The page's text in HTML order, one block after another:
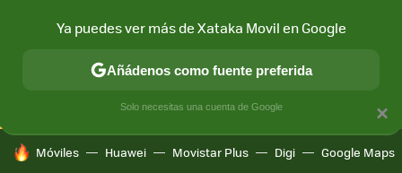
CONECTIVIDAD MÓVIL Y SOCIEDAD APLICACIONES
HOY SE HABLA DE
Móviles Huawei Movistar Plus Digi Google Maps
×
Ya puedes ver más de Xataka Movil en Google
Añádenos como fuente preferida
Solo necesitas una cuenta de Google